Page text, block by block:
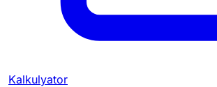
Kalkulyator